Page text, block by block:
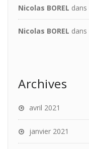
Nicolas BOREL dans
Nicolas BOREL dans
Archives
avril 2021
janvier 2021